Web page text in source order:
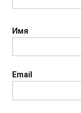
Имя
Email